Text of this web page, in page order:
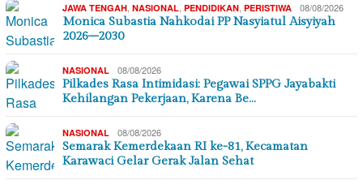
JAWA TENGAH, NASIONAL, PENDIDIKAN, PERISTIWA 08/08/2026
Monica Subastia Nahkodai PP Nasyiatul Aisyiyah
2026–2030
NASIONAL 08/08/2026
Pilkades Rasa Intimidasi: Pegawai SPPG Jayabakti
Kehilangan Pekerjaan, Karena Be…
NASIONAL 08/08/2026
Semarak Kemerdekaan RI ke-81, Kecamatan
Karawaci Gelar Gerak Jalan Sehat